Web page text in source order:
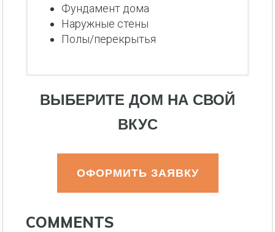
Фундамент дома
Наружные стены
Полы/перекрытья
ВЫБЕРИТЕ ДОМ НА СВОЙ
ВКУС
ОФОРМИТЬ ЗАЯВКУ
COMMENTS